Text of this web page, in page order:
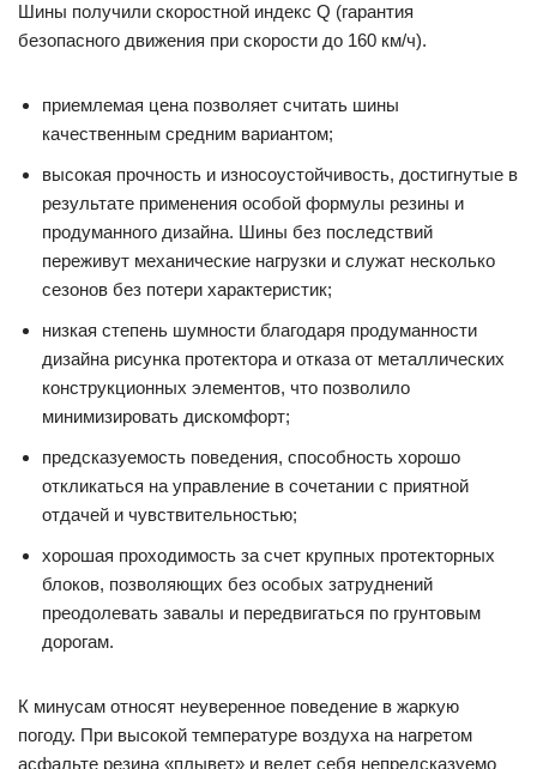
Шины получили скоростной индекс Q (гарантия
безопасного движения при скорости до 160 км/ч).
приемлемая цена позволяет считать шины
качественным средним вариантом;
высокая прочность и износоустойчивость, достигнутые в
результате применения особой формулы резины и
продуманного дизайна. Шины без последствий
переживут механические нагрузки и служат несколько
сезонов без потери характеристик;
низкая степень шумности благодаря продуманности
дизайна рисунка протектора и отказа от металлических
конструкционных элементов, что позволило
минимизировать дискомфорт;
предсказуемость поведения, способность хорошо
откликаться на управление в сочетании с приятной
отдачей и чувствительностью;
хорошая проходимость за счет крупных протекторных
блоков, позволяющих без особых затруднений
преодолевать завалы и передвигаться по грунтовым
дорогам.
К минусам относят неуверенное поведение в жаркую
погоду. При высокой температуре воздуха на нагретом
асфальте резина «плывет» и ведет себя непредсказуемо